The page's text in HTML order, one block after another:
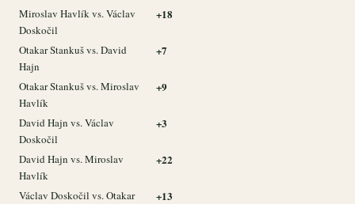
Miroslav Havlík vs. Václav
Doskočil
+18
Otakar Stankuš vs. David
Hajn
+7
Otakar Stankuš vs. Miroslav
Havlík
+9
David Hajn vs. Václav
Doskočil
+3
David Hajn vs. Miroslav
Havlík
+22
Václav Doskočil vs. Otakar
+13